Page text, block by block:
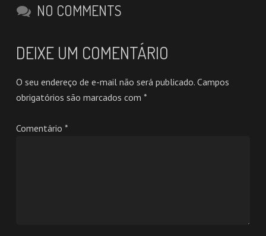
NO COMMENTS
DEIXE UM COMENTÁRIO
O seu endereço de e-mail não será publicado. Campos
obrigatórios são marcados com *
Comentário *